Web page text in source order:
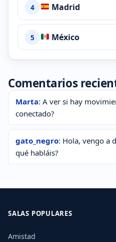
4 Madrid
5 México
Comentarios
Marta: A ver si hay
conectado?
gato_negro: Hola, vengo a
qué habláis?
SALAS POPULARES
Amistad